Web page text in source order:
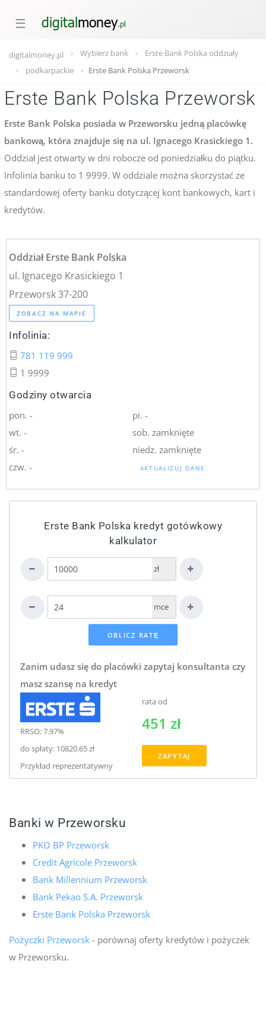
☰
digitalmoney.pl Wybierz bank
Erste Bank Polska oddziały
podkarpackie
Erste Bank Polska Przeworsk
Erste Bank Polska Przeworsk
Erste Bank Polska posiada w Przeworsku jedną placówkę
bankową, która znajduje się na ul. Ignacego Krasickiego 1.
Oddział jest otwarty w dni robocze od poniedziałku do piątku.
Infolinia banku to 1 9999. W oddziale można skorzystać ze
standardowej oferty banku dotyczącej kont bankowych, kart i
kredytów.
Oddział Erste Bank Polska
ul. Ignacego Krasickiego 1
Przeworsk 37-200
ZOBACZ NA MAPIE
Infolinia:
781 119 999
1 9999
Godziny otwarcia
pon. -
wt. -
śr. -
czw. -
pi. -
sob. zamknięte
niedz. zamknięte
AKTUALIZUJ DANE
Erste Bank Polska kredyt gotówkowy
kalkulator
zł
mce
Zanim udasz się do placówki zapytaj konsultanta czy
masz szansę na kredyt
RRSO: 7.97%
do spłaty: 10820.65 zł
Przykład reprezentatywny
rata od
451 zł
ZAPYTAJ
Banki w Przeworsku
PKO BP Przeworsk
Credit Agricole Przeworsk
Bank Millennium Przeworsk
Bank Pekao S.A. Przeworsk
Erste Bank Polska Przeworsk
Pożyczki Przeworsk- porównaj oferty kredytów i pożyczek
w Przeworsku.